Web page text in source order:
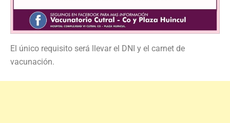
El único requisito será llevar el DNI y el carnet de
vacunación.